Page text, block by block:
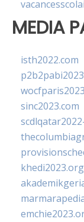
MEDIA
isth2022.com
sinc2023.com
khedi2023.org